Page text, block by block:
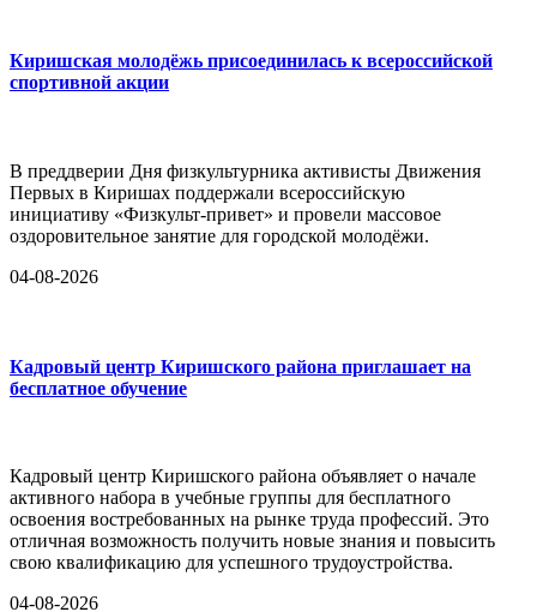
Киришская молодёжь присоединилась к всероссийской
спортивной акции
В преддверии Дня физкультурника активисты Движения
Первых в Киришах поддержали всероссийскую
инициативу «Физкульт-привет» и провели массовое
оздоровительное занятие для городской молодёжи.
04-08-2026
Кадровый центр Киришского района приглашает на
бесплатное обучение
Кадровый центр Киришского района объявляет о начале
активного набора в учебные группы для бесплатного
освоения востребованных на рынке труда профессий. Это
отличная возможность получить новые знания и повысить
свою квалификацию для успешного трудоустройства.
04-08-2026